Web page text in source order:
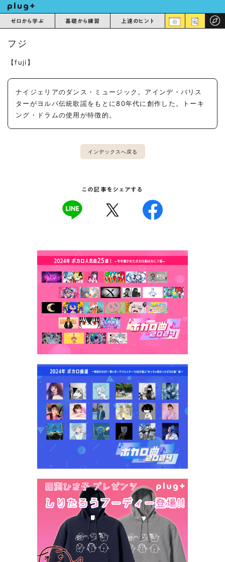
ゼロから学ぶ 基礎から練習 上達のヒント
フジ
【fuji】
ナイジェリアのダンス・ミュージック。アインデ・バリス
ターがヨルバ伝統歌謡をもとに80年代に創作した。トーキ
ング・ドラムの使用が特徴的。
インデックスへ戻る
この記事をシェアする